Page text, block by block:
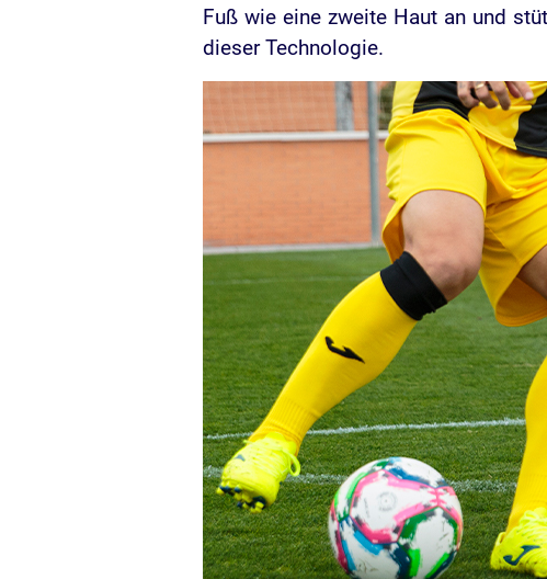
Fuß wie eine zweite Haut an und
dieser Technologie.